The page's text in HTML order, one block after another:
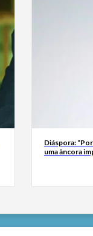
Diáspora:
uma âncora